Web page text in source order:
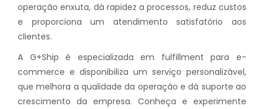
operação enxuta, dá rapidez a processos, reduz custos
e proporciona um atendimento satisfatório aos
clientes.
A G+Ship é especializada em fulfillment para e-
commerce e disponibiliza um serviço personalizável,
que melhora a qualidade da operação e dá suporte ao
crescimento da empresa. Conheça e experimente